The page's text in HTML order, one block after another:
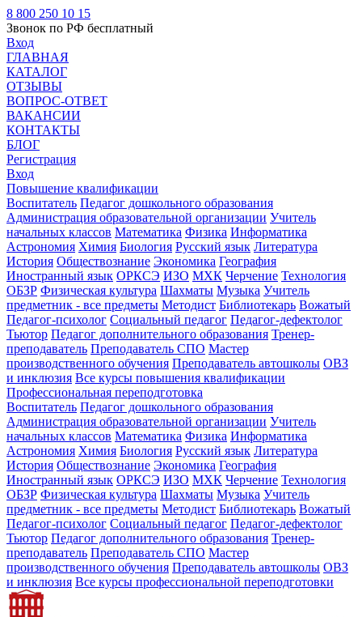
8 800 250 10 15
Звонок по РФ бесплатный
Вход
ГЛАВНАЯ
КАТАЛОГ
ОТЗЫВЫ
ВОПРОС-ОТВЕТ
ВАКАНСИИ
КОНТАКТЫ
БЛОГ
Регистрация
Вход
Повышение квалификации
Воспитатель Педагог дошкольного образования
Администрация образовательной организации Учитель
начальных классов Математика Физика Информатика
Астрономия Химия Биология Русский язык Литература
История Обществознание Экономика География
Иностранный язык ОРКСЭ ИЗО МХК Черчение Технология
ОБЗР Физическая культура Шахматы Музыка Учитель
предметник - все предметы Методист Библиотекарь Вожатый
Педагог-психолог Социальный педагог Педагог-дефектолог
Тьютор Педагог дополнительного образования Тренер-
преподаватель Преподаватель СПО Мастер
производственного обучения Преподаватель автошколы ОВЗ
и инклюзия Все курсы повышения квалификации
Профессиональная переподготовка
Воспитатель Педагог дошкольного образования
Администрация образовательной организации Учитель
начальных классов Математика Физика Информатика
Астрономия Химия Биология Русский язык Литература
История Обществознание Экономика География
Иностранный язык ОРКСЭ ИЗО МХК Черчение Технология
ОБЗР Физическая культура Шахматы Музыка Учитель
предметник - все предметы Методист Библиотекарь Вожатый
Педагог-психолог Социальный педагог Педагог-дефектолог
Тьютор Педагог дополнительного образования Тренер-
преподаватель Преподаватель СПО Мастер
производственного обучения Преподаватель автошколы ОВЗ
и инклюзия Все курсы профессиональной переподготовки